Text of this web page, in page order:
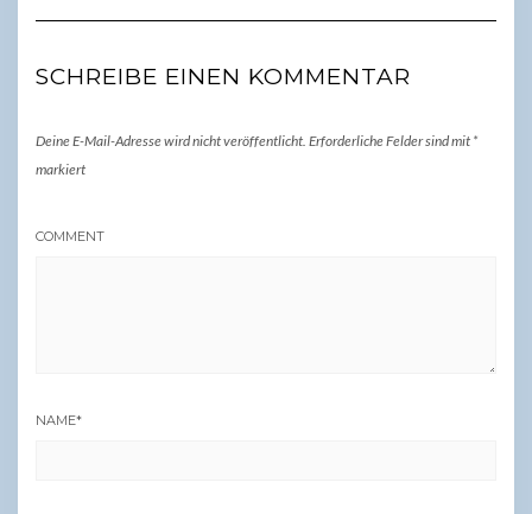
SCHREIBE EINEN KOMMENTAR
Deine E-Mail-Adresse wird nicht veröffentlicht. Erforderliche Felder sind mit *
markiert
COMMENT
NAME*